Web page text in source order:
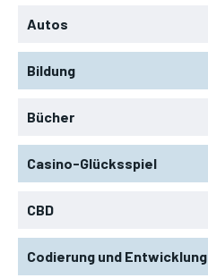
Autos
Bildung
Bücher
Casino-Glücksspiel
CBD
Codierung und Entwicklung